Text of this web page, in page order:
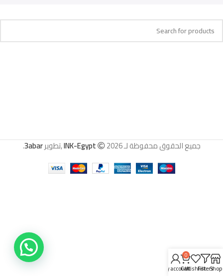
جميع الحقوق محفوظة لـ INK-Egypt 2026 ,تطوير 3abar
.
Shop
Filters
Wishlist
0
Cart
My account